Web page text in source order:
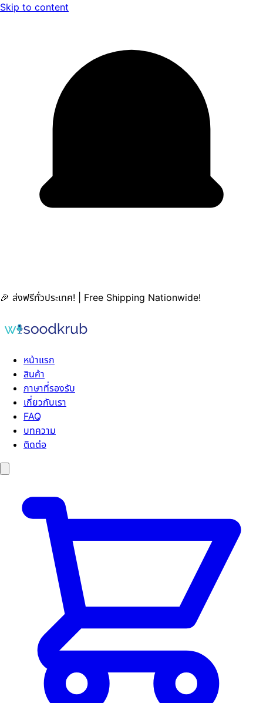
Skip to content
🎉 ส่งฟรีทั่วประเทศ! | Free Shipping Nationwide!
หน้าแรก
สินค้า
ภาษาที่รองรับ
เกี่ยวกับเรา
FAQ
บทความ
ติดต่อ